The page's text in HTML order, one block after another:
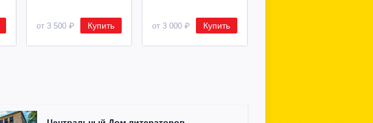
от 3 500 ₽ Купить от 3 000 ₽ Купить